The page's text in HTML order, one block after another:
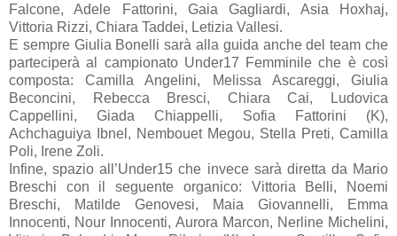
Falcone, Adele Fattorini, Gaia Gagliardi, Asia Hoxhaj,
Vittoria Rizzi, Chiara Taddei, Letizia Vallesi.
E sempre Giulia Bonelli sarà alla guida anche del team che
parteciperà al campionato Under17 Femminile che è così
composta: Camilla Angelini, Melissa Ascareggi, Giulia
Beconcini, Rebecca Bresci, Chiara Cai, Ludovica
Cappellini, Giada Chiappelli, Sofia Fattorini (K),
Achchaguiya Ibnel, Nembouet Megou, Stella Preti, Camilla
Poli, Irene Zoli.
Infine, spazio all’Under15 che invece sarà diretta da Mario
Breschi con il seguente organico: Vittoria Belli, Noemi
Breschi, Matilde Genovesi, Maia Giovannelli, Emma
Innocenti, Nour Innocenti, Aurora Marcon, Nerline Michelini,